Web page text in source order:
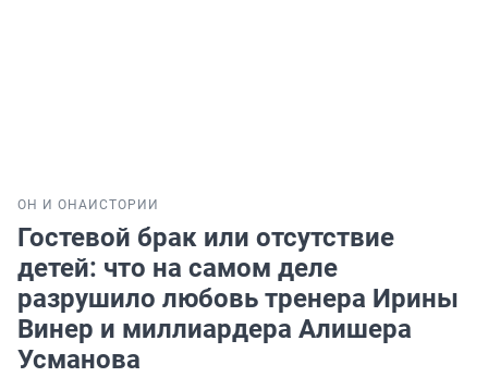
ОН И ОНА ИСТОРИИ
Гостевой брак или отсутствие
детей: что на самом деле
разрушило любовь тренера Ирины
Винер и миллиардера Алишера
Усманова